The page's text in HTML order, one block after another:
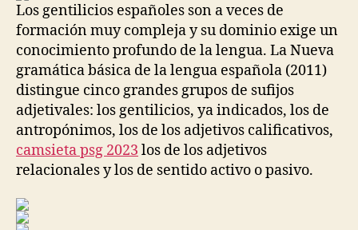
Los gentilicios españoles son a veces de
formación muy compleja y su dominio exige un
conocimiento profundo de la lengua. La Nueva
gramática básica de la lengua española (2011)
distingue cinco grandes grupos de sufijos
adjetivales: los gentilicios, ya indicados, los de
antropónimos, los de los adjetivos calificativos,
camsieta psg 2023 los de los adjetivos
relacionales y los de sentido activo o pasivo.